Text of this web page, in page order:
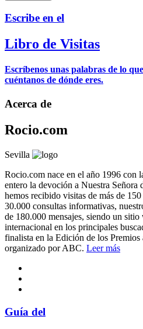
Escribe en el
Libro de Visitas
Escríbenos unas palabras de lo
cuéntanos de dónde eres.
Acerca de
Rocio.com
Sevilla
Rocio.com nace en el año 1996 con
entero la devoción a Nuestra Señora
hemos recibido visitas de más de
30.000 consultas informativas,
de 180.000 mensajes, siendo un sitio
internacional en los principales
finalista en la Edición de los
organizado por ABC. Leer más
Guía del